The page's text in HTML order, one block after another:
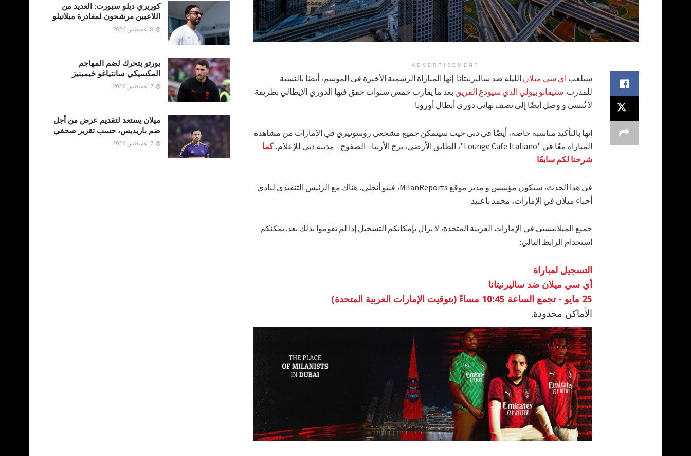
ADVERTISEMENT
سيلعب اي سي ميلان الليلة ضد ساليرنيتانا. إنها المباراة الرسمية الأخيرة في الموسم، أيضًا بالنسبة
للمدرب ستيفانو بيولي الذي سيودع الفريق بعد ما يقارب خمس سنوات حقق فيها الدوري الإيطالي بطريقة
لا تُنسى و وصل أيضًا إلى نصف نهائي دوري أبطال أوروبا.
إنها بالتأكيد مناسبة خاصة، أيضًا في دبي حيث سيتمكن جميع مشجعي روسونيري في الإمارات من مشاهدة
المباراة معًا في "Lounge Cafe Italiano"، الطابق الأرضي، برج الأرينا - الصفوح - مدينة دبي للإعلام،
كما
شرحنا لكم سابقََا.
في هذا الحدث، سيكون مؤسس و مدير موقع MilanReports، فيتو أنجلي، هناك مع الرئيس التنفيذي لنادي
أحباء ميلان في الإمارات، محمد باعبيد.
جميع الميلانيستي في الإمارات العربية المتحدة، لا يزال بإمكانكم التسجيل إذا لم تقوموا بذلك بعد. يمكنكم
استخدام الرابط التالي:
التسجيل لمباراة
أي سي ميلان ضد ساليرنيتانا
25 مايو - تجمع الساعة 10:45 مساءً (بتوقيت الإمارات العربية المتحدة)
الأماكن محدودة.
كوريري ديلو سبورت: العديد من
اللاعبين مرشحون لمغادرة ميلانيلو
بورتو يتحرك لضم المهاجم
المكسيكي سانتياغو خيمينيز
ميلان يستعد لتقديم عرض من أجل
ضم باريديس، حسب تقرير صحفي